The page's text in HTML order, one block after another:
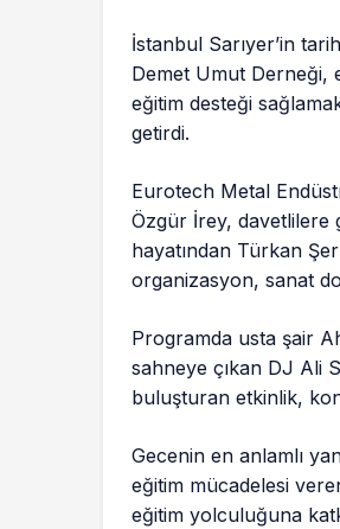
İstanbul Sarıyer’in
Demet Umut Derneği,
eğitim desteği
getirdi.
Eurotech Metal
Özgür İrey, davetlilere
hayatından Türkan
organizasyon, sanat
Programda usta şair
sahneye çıkan DJ Ali
buluşturan etkinlik,
Gecenin en anlamlı
eğitim mücadelesi
eğitim yolculuğuna